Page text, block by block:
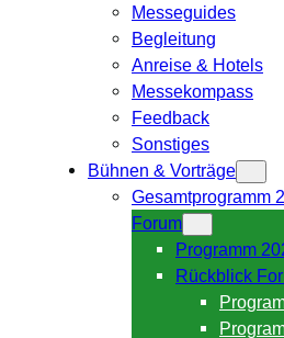
Messeguides
Begleitung
Anreise & Hotels
Messekompass
Feedback
Sonstiges
Bühnen & Vorträge
Gesamtprogramm
Forum
Programm
Rückblick